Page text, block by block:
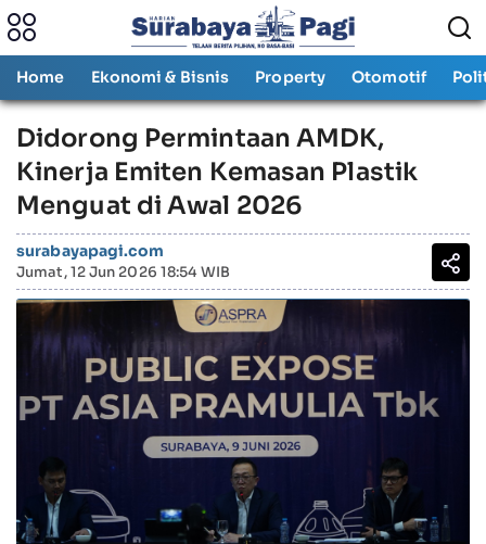
Home Ekonomi & Bisnis Property Otomotif
Didorong Permintaan AMDK,
Kinerja Emiten Kemasan Plastik
Menguat di Awal 2026
surabayapagi.com
Jumat, 12 Jun 2026 18:54 WIB